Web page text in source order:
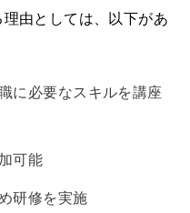
由としては、以下があ
に必要なスキルを講座
可能
研修を実施